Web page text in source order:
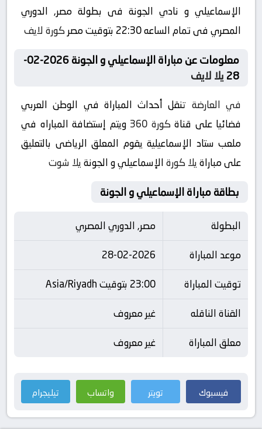
الإسماعيلي و نادي الجونة فى بطولة مصر, الدوري
المصري فى تمام الساعه 22:30 بتوقيت مصر
كورة لايف
معلومات عن مباراة الإسماعيلي و الجونة 2026-02-
28 يلا لايف
في العارضة تنقل أحداث المباراة في الوطن العربي
فضائيا على قناةكورة 360
ويتم إستضافة المباراه في
ملعب ستاد الإسماعيلية يقوم المعلق الرياضى بالتعليق
على مباراةيلا كورةالإسماعيلي و الجونةيلا شوت
بطاقة مباراة الإسماعيلي و الجونة
البطولة
مصر, الدوري المصري
موعد المباراة
28-02-2026
توقيت المباراة
23:00 بتوقيت Asia/Riyadh
القناة الناقله
غير معروف
معلق المباراة
غير معروف
فيسبوك تويتر واتساب تيليجرام